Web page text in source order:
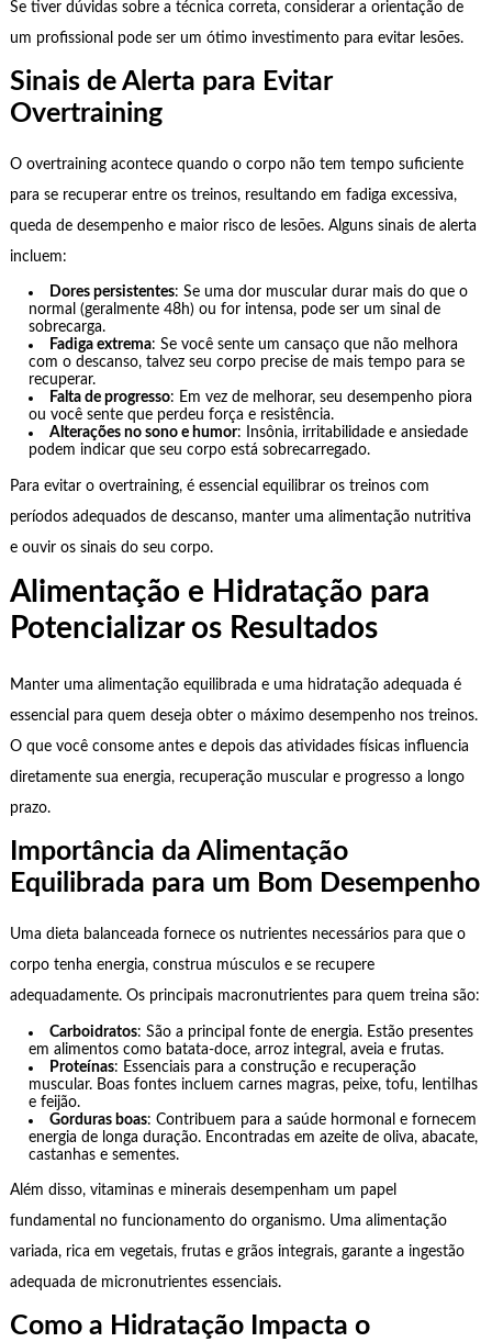
Se tiver dúvidas sobre a técnica correta, considerar a orientação de
um profissional pode ser um ótimo investimento para evitar lesões.
Sinais de Alerta para Evitar
Overtraining
O overtraining acontece quando o corpo não tem tempo suficiente
para se recuperar entre os treinos, resultando em fadiga excessiva,
queda de desempenho e maior risco de lesões. Alguns sinais de alerta
incluem:
Dores persistentes: Se uma dor muscular durar mais do que o
normal (geralmente 48h) ou for intensa, pode ser um sinal de
sobrecarga.
Fadiga extrema: Se você sente um cansaço que não melhora
com o descanso, talvez seu corpo precise de mais tempo para se
recuperar.
Falta de progresso: Em vez de melhorar, seu desempenho piora
ou você sente que perdeu força e resistência.
Alterações no sono e humor: Insônia, irritabilidade e ansiedade
podem indicar que seu corpo está sobrecarregado.
Para evitar o overtraining, é essencial equilibrar os treinos com
períodos adequados de descanso, manter uma alimentação nutritiva
e ouvir os sinais do seu corpo.
Alimentação e Hidratação para
Potencializar os Resultados
Manter uma alimentação equilibrada e uma hidratação adequada é
essencial para quem deseja obter o máximo desempenho nos treinos.
O que você consome antes e depois das atividades físicas influencia
diretamente sua energia, recuperação muscular e progresso a longo
prazo.
Importância da Alimentação
Equilibrada para um Bom Desempenho
Uma dieta balanceada fornece os nutrientes necessários para que o
corpo tenha energia, construa músculos e se recupere
adequadamente. Os principais macronutrientes para quem treina são:
Carboidratos: São a principal fonte de energia. Estão presentes
em alimentos como batata-doce, arroz integral, aveia e frutas.
Proteínas: Essenciais para a construção e recuperação
muscular. Boas fontes incluem carnes magras, peixe, tofu, lentilhas
e feijão.
Gorduras boas: Contribuem para a saúde hormonal e fornecem
energia de longa duração. Encontradas em azeite de oliva, abacate,
castanhas e sementes.
Além disso, vitaminas e minerais desempenham um papel
fundamental no funcionamento do organismo. Uma alimentação
variada, rica em vegetais, frutas e grãos integrais, garante a ingestão
adequada de micronutrientes essenciais.
Como a Hidratação Impacta o